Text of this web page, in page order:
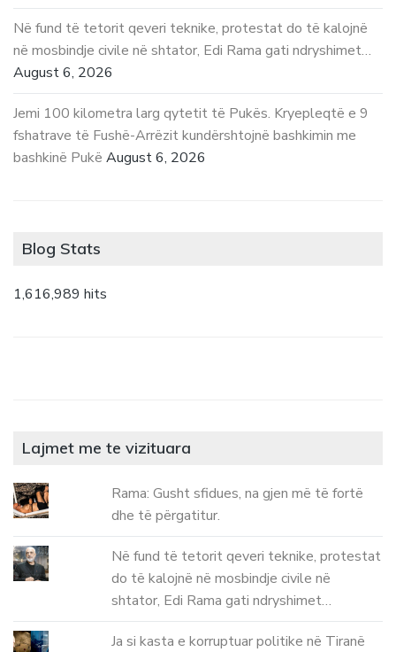
Në fund të tetorit qeveri teknike, protestat do të kalojnë
në mosbindje civile në shtator, Edi Rama gati ndryshimet…
August 6, 2026
Jemi 100 kilometra larg qytetit të Pukës. Kryepleqtë e 9
fshatrave të Fushë-Arrëzit kundërshtojnë bashkimin me
bashkinë Pukë August 6, 2026
Blog Stats
1,616,989 hits
Lajmet me te vizituara
Rama: Gusht sfidues, na gjen më të fortë
dhe të përgatitur.
Në fund të tetorit qeveri teknike, protestat
do të kalojnë në mosbindje civile në
shtator, Edi Rama gati ndryshimet…
Ja si kasta e korruptuar politike në Tiranë